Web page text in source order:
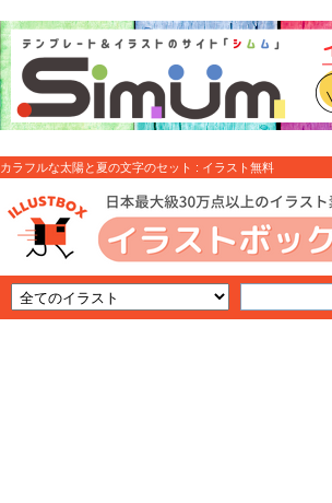
カラフルな太陽と夏の文字のセット : イラスト無料